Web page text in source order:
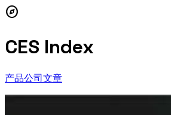
explore
CES Index
产品公司文章